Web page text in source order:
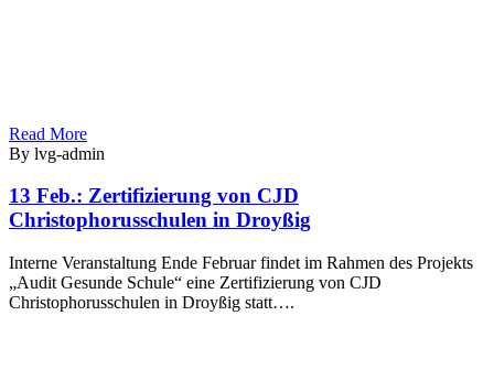
Read More
By lvg-admin
13 Feb.: Zertifizierung von CJD
Christophorusschulen in Droyßig
Interne Veranstaltung Ende Februar findet im Rahmen des Projekts
„Audit Gesunde Schule“ eine Zertifizierung von CJD
Christophorusschulen in Droyßig statt….